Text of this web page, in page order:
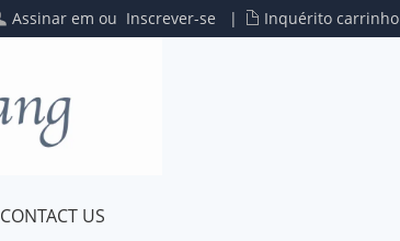
Inquérito carrinho
|
Assinar em ou Inscrever-se
CONTACT US